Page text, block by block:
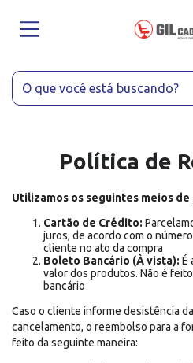
Política de
Utilizamos os seguintes meios
Cartão de Crédito:
juros, de acordo com o
cliente no ato da compra
Boleto Bancário (À vista): É
valor dos produtos. Não é
bancário
Caso o cliente informe desistência
cancelamento, o reembolso para a
feito da seguinte maneira: